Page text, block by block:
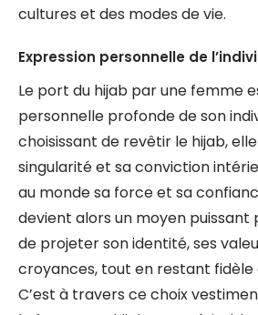
cultures et des modes de vie.
Expression personnelle de
Le port du hijab par une femme
personnelle profonde de son
choisissant de revêtir le hijab,
singularité et sa conviction
au monde sa force et sa
devient alors un moyen
de projeter son identité, ses
croyances, tout en restant
C’est à travers ce choix